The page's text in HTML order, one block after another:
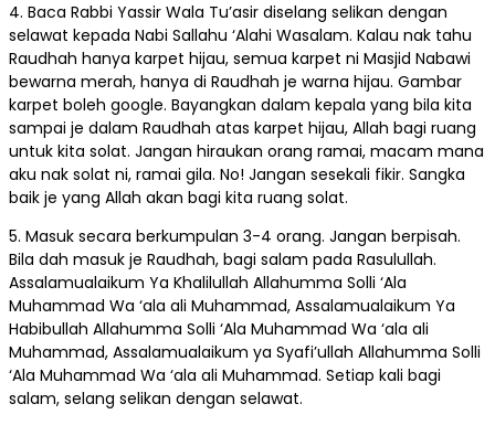
4. Baca Rabbi Yassir Wala Tu’asir diselang selikan dengan
selawat kepada Nabi Sallahu ‘Alahi Wasalam. Kalau nak tahu
Raudhah hanya karpet hijau, semua karpet ni Masjid Nabawi
bewarna merah, hanya di Raudhah je warna hijau. Gambar
karpet boleh google. Bayangkan dalam kepala yang bila kita
sampai je dalam Raudhah atas karpet hijau, Allah bagi ruang
untuk kita solat. Jangan hiraukan orang ramai, macam mana
aku nak solat ni, ramai gila. No! Jangan sesekali fikir. Sangka
baik je yang Allah akan bagi kita ruang solat.
5. Masuk secara berkumpulan 3-4 orang. Jangan berpisah.
Bila dah masuk je Raudhah, bagi salam pada Rasulullah.
Assalamualaikum Ya Khalilullah Allahumma Solli ‘Ala
Muhammad Wa ‘ala ali Muhammad, Assalamualaikum Ya
Habibullah Allahumma Solli ‘Ala Muhammad Wa ‘ala ali
Muhammad, Assalamualaikum ya Syafi’ullah Allahumma Solli
‘Ala Muhammad Wa ‘ala ali Muhammad. Setiap kali bagi
salam, selang selikan dengan selawat.